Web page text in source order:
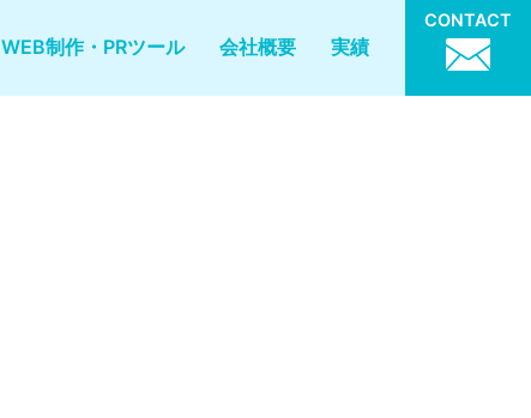
WEB制作・PRツール 会社概要 実績
CONTACT